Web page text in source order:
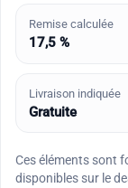
Remise calculée
17,5 %
Livraison indiquée
Gratuite
Ces éléments sont
disponibles sur le